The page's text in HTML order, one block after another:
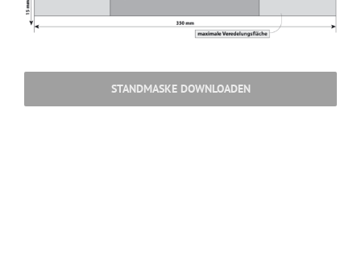
STANDMASKE DOWNLOADEN